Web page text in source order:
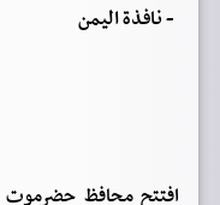
-نافذة اليمن
افتتح محافظ